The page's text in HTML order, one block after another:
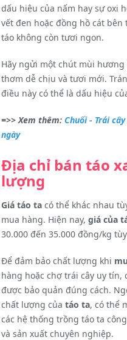
dấu hiệu của nấm hay sự oxi
vết đen hoặc đồng hồ cát
táo không còn tươi ngon.
Hãy ngửi một chút mùi hương
thơm dễ chịu và tươi mới.
điều này có thể là dấu hiệu
=>> Xem thêm: Chuối - Trái
ngày
Địa chỉ bán táo
lượng
Giá táo ta có thể khác nhau
mua hàng. Hiện nay, giá của
30.000 đến 35.000 đồng/kg
Để đảm bảo chất lượng khi
hàng hoặc chợ trái cây uy tín,
được bảo quản đúng cách.
chất lượng của táo ta, có thể
các hệ thống trồng táo ta
và sản xuất chuyên nghiệp.